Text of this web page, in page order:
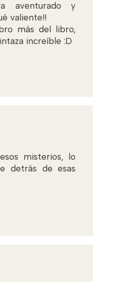
aventurado y
valiente!!
más del libro,
increíble :D
misterios, lo
detrás de esas